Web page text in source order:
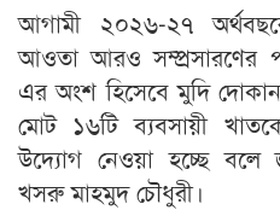
আগামী ২০২৬-২৭
আওতা আরও সম্প্রসারণের
এর অংশ হিসেবে মুদি
মোট ১৬টি ব্যবসায়ী
উদ্যোগ নেওয়া হচ্ছে বলে
খসরু মাহমুদ চৌধুরী।